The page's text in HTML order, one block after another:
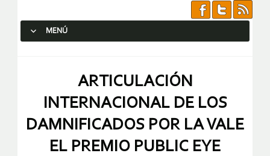
MENÚ
ARTICULACIÓN
INTERNACIONAL DE LOS
DAMNIFICADOS POR LA VALE
EL PREMIO PUBLIC EYE